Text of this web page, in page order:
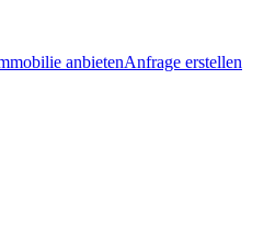
anbietenAnfrage erstellen